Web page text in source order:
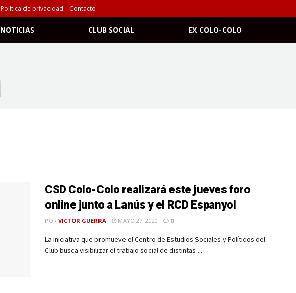
Política de privacidad Contacto
NOTICIAS CLUB SOCIAL EX COLO-COLO
CSD Colo-Colo realizará este jueves foro
online junto a Lanús y el RCD Espanyol
POR VICTOR GUERRA MAYO 27, 2020 0
La iniciativa que promueve el Centro de Estudios Sociales y Políticos del
Club busca visibilizar el trabajo social de distintas ...